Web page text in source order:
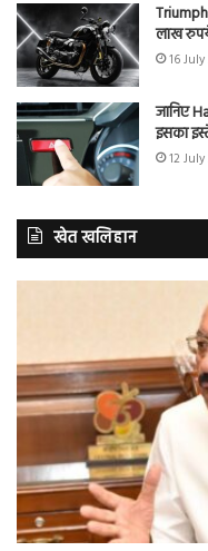
लाख
16
जानिए
इसका
12
खेत खलिहान